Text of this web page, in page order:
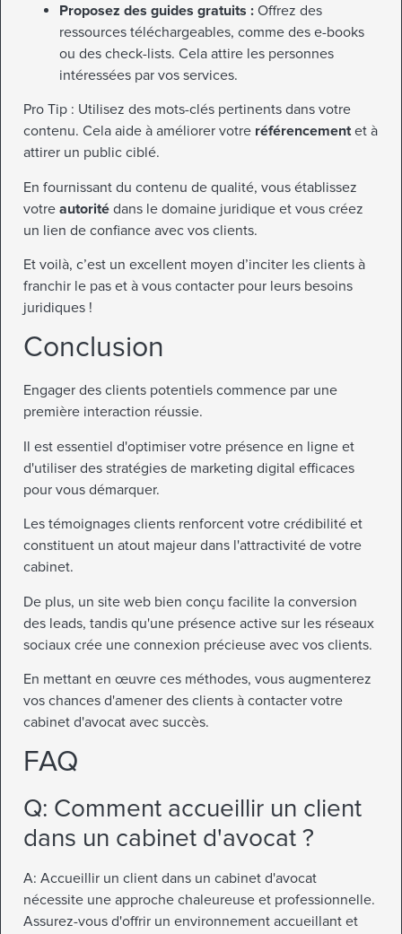
Proposez des guides gratuits : Offrez des
ressources téléchargeables, comme des e-books
ou des check-lists. Cela attire les personnes
intéressées par vos services.
Pro Tip : Utilisez des mots-clés pertinents dans votre
contenu. Cela aide à améliorer votre référencementet à
attirer un public ciblé.
En fournissant du contenu de qualité, vous établissez
votre autorité dans le domaine juridique et vous créez
un lien de confiance avec vos clients.
Et voilà, c’est un excellent moyen d’inciter les clients à
franchir le pas et à vous contacter pour leurs besoins
juridiques !
Conclusion
Engager des clients potentiels commence par une
première interaction réussie.
Il est essentiel d'optimiser votre présence en ligne et
d'utiliser des stratégies de marketing digital efficaces
pour vous démarquer.
Les témoignages clients renforcent votre crédibilité et
constituent un atout majeur dans l'attractivité de votre
cabinet.
De plus, un site web bien conçu facilite la conversion
des leads, tandis qu'une présence active sur les réseaux
sociaux crée une connexion précieuse avec vos clients.
En mettant en œuvre ces méthodes, vous augmenterez
vos chances d'amener des clients à contacter votre
cabinet d'avocat avec succès.
FAQ
Q: Comment accueillir un client
dans un cabinet d'avocat ?
A: Accueillir un client dans un cabinet d'avocat
nécessite une approche chaleureuse et professionnelle.
Assurez-vous d'offrir un environnement accueillant et